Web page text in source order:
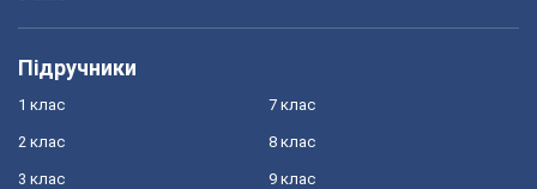
Підручники
1 клас
2 клас
3 клас
7 клас
8 клас
9 клас